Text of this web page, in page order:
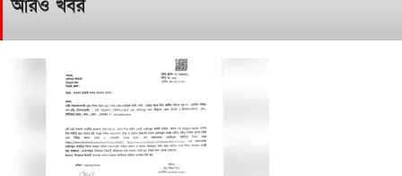
আরও খবর